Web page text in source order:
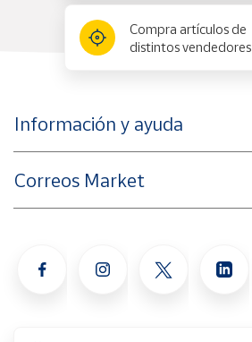
Compra artículos de
distintos vendedores
Información y ayuda
Correos Market